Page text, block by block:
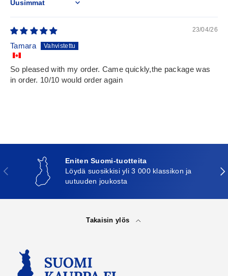
Sort by
23/04/26
Tamara
So pleased with my order. Came quickly,the package was
in order. 10/10 would order again
Edellinen
Eniten Suomi-tuotteita
Löydä suosikkisi yli 3 000 klassikon ja
uutuuden joukosta
Takaisin ylös